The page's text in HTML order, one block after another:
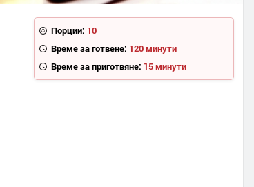
Порции: 10
Време за готвене: 120 минути
Време за приготвяне: 15 минути